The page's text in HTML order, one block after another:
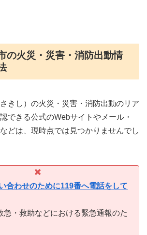
の火災・災害・消防出動情
きし）の火災・災害・消防出動のリア
できる公式のWebサイトやメール・
どは、現時点では見つかりませんでし
合わせのために119番へ電話をして
急・救助などにおける緊急通報のた